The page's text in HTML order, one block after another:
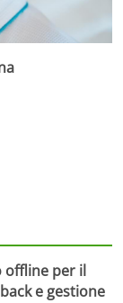
offline per il
e gestione